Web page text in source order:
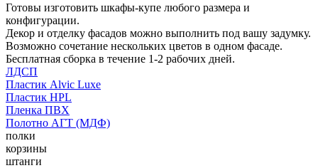
Готовы изготовить шкафы-купе любого размера и
конфигурации.
Декор и отделку фасадов можно выполнить под вашу задумку.
Возможно сочетание нескольких цветов в одном фасаде.
Бесплатная сборка в течение 1-2 рабочих дней.
ЛДСП
Пластик Alvic Luxe
Пластик HPL
Пленка ПВХ
Полотно АГТ (МДФ)
полки
корзины
штанги